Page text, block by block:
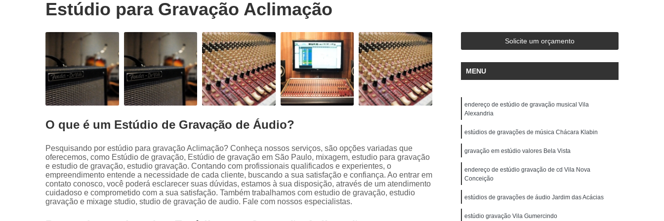
Trilhas Sonoras para Filmes em Estudio de Gravação
Estúdio de Ensaio Musical
Estúdio de Gravação Ensaio
Estúdio Ensaio de Bandas
Estúdio Ensaio de Musicas
Estúdio Ensaio Musical
Estúdio para Ensaio de Bandas
Estúdio para Ensaio de Música
Estúdio para Ensaio Musical
Estúdios para Ensaios Musicais de Banda
Sala Acústica para Ensaio
Edição de Audio
Estúdio de Audiobook
Estudio Gravação áudio
Fazer Audiobook
Fazer Podcast Gravação áudio
Gravação Audiobook
Gravação de áudio
Gravação de Audiobook Gravação de Podcast
Gravadora áudio
Estúdio de Locução
Estúdio para Gravação Aclimação
O que é um Estúdio de Gravação de Áudio?
Pesquisando por estúdio para gravação Aclimação? Conheça nossos serviços, são opções variadas que
oferecemos, como Estúdio de gravação, Estúdio de gravação em São Paulo, mixagem, estudio para gravação
e estudio de gravação, estudio gravação. Contando com profissionais qualificados e experientes, o
empreendimento entende a necessidade de cada cliente, buscando a sua satisfação e confiança. Ao entrar em
contato conosco, você poderá esclarecer suas dúvidas, estamos à sua disposição, através de um atendimento
cuidadoso e comprometido com a sua satisfação. Também trabalhamos com estudio de gravação, estudio
gravação e mixage studio, studio de gravação de audio. Fale com nossos especialistas.
Solicite um orçamento
MENU
endereço de estúdio de gravação musical Vila
Alexandria
estúdios de gravações de música Chácara Klabin
gravação em estúdio valores Bela Vista
endereço de estúdio gravação de cd Vila Nova
Conceição
estúdios de gravações de áudio Jardim das Acácias
estúdio gravação Vila Gumercindo